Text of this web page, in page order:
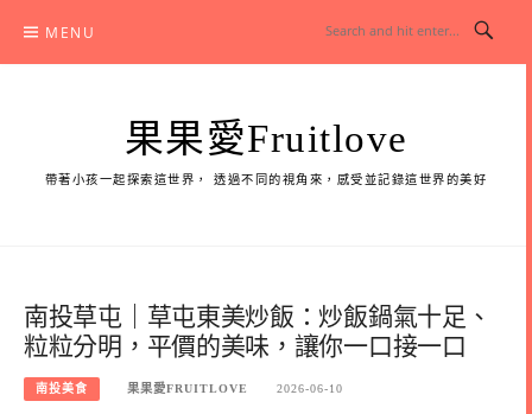
content
MENU
果果愛Fruitlove
帶著小孩一起探索這世界， 透過不同的視角來，感受並記錄這世界的美好
南投草屯｜草屯東美炒飯：炒飯鍋氣十足、
粒粒分明，平價的美味，讓你一口接一口
南投美食 果果愛FRUITLOVE 2026-06-10